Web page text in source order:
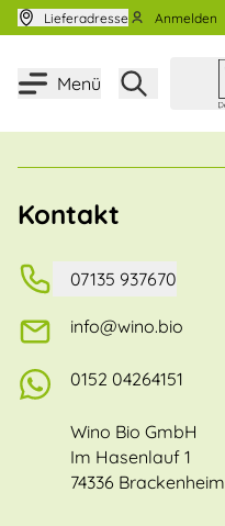
Zum Inhalt springen
Lieferadresse Anmelden
Menü
Kontakt
07135 937670
info@wino.bio
0152 04264151
Wino Bio GmbH
Im Hasenlauf 1
74336 Brackenheim